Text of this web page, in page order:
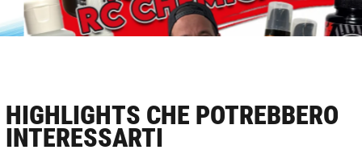
HIGHLIGHTS CHE POTREBBERO
INTERESSARTI